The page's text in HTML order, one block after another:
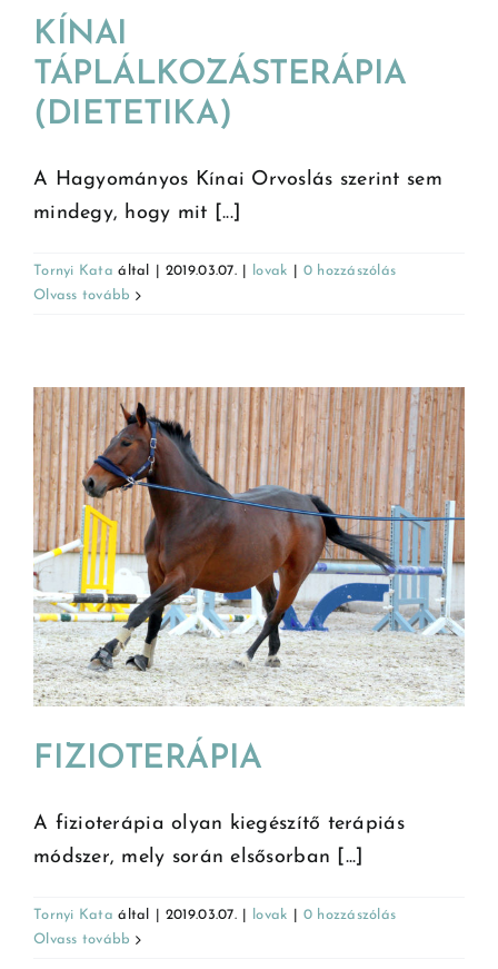
KÍNAI
TÁPLÁLKOZÁSTERÁPIA
(DIETETIKA)
A Hagyományos Kínai Orvoslás szerint sem
mindegy, hogy mit [...]
Tornyi Kata által 2019.03.07. lovak
0 hozzászólás
Olvass tovább
FIZIOTERÁPIA
A fizioterápia olyan kiegészítő terápiás
módszer, mely során elsősorban [...]
Tornyi Kata által 2019.03.07. lovak
0 hozzászólás
Olvass tovább